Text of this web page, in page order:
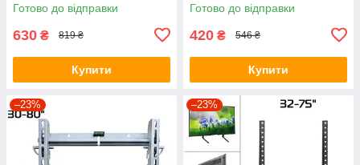
Готово до відправки
630 ₴ 819 ₴
Купити
Готово до відправки
420 ₴ 546 ₴
Купити
–23% –23%